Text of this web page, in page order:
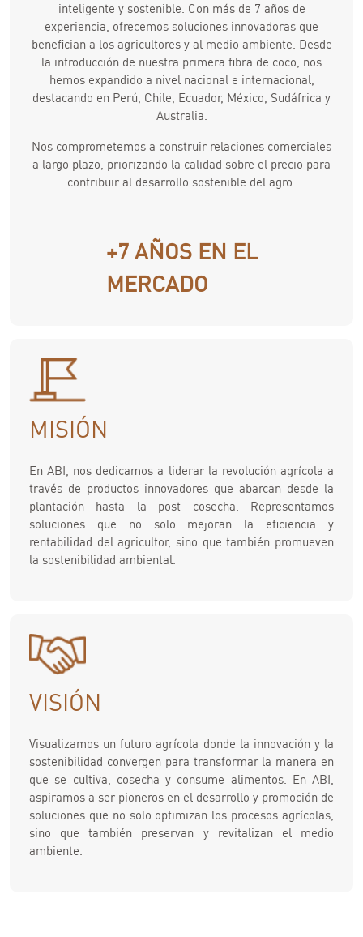
inteligente y sostenible. Con más de 7 años de
experiencia, ofrecemos soluciones innovadoras que
benefician a los agricultores y al medio ambiente. Desde
la introducción de nuestra primera fibra de coco, nos
hemos expandido a nivel nacional e internacional,
destacando en Perú, Chile, Ecuador, México, Sudáfrica y
Australia.
Nos comprometemos a construir relaciones comerciales
a largo plazo, priorizando la calidad sobre el precio para
contribuir al desarrollo sostenible del agro.
+7 AÑOS EN EL
MERCADO
MISIÓN
En ABI, nos dedicamos a liderar la revolución agrícola a
través de productos innovadores que abarcan desde la
plantación hasta la post cosecha. Representamos
soluciones que no solo mejoran la eficiencia y
rentabilidad del agricultor, sino que también promueven
la sostenibilidad ambiental.
VISIÓN
Visualizamos un futuro agrícola donde la innovación y la
sostenibilidad convergen para transformar la manera en
que se cultiva, cosecha y consume alimentos. En ABI,
aspiramos a ser pioneros en el desarrollo y promoción de
soluciones que no solo optimizan los procesos agrícolas,
sino que también preservan y revitalizan el medio
ambiente.